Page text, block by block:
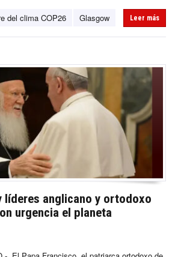
del clima COP26 Glasgow Leer más
líderes anglicano y ortodoxo
urgencia el planeta